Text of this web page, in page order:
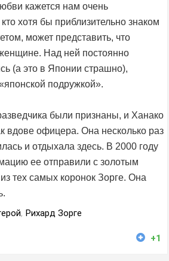
кажется нам очень
хотя бы приблизительно знаком
может представить, что
Над ней постоянно
(а это в Японии страшно),
подружкой».
были признаны, и Ханако
вдове офицера. Она несколько раз
и отдыхала здесь. В 2000 году
ее отправили с золотым
тех самых коронок Зорге. Она
, Рихард Зорге
+1